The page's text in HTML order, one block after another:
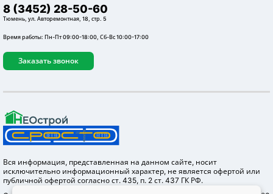
8 (3452) 28-50-60
Тюмень, ул. Авторемонтная, 18, стр. 5
Время работы: Пн-Пт 09:00-18:00, Сб-Вс 10:00-17:00
Заказать звонок
Вся информация, представленная на данном сайте, носит
исключительно информационный характер, не является офертой или
публичной офертой согласно ст. 435, п. 2 ст. 437 ГК РФ.